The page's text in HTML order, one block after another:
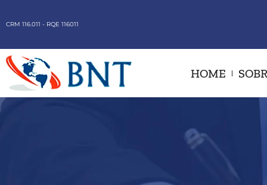
CRM 116.011 - RQE 116011
HOME